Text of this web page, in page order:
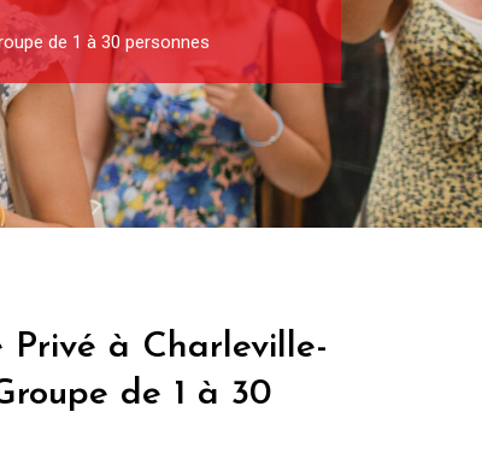
de 1 à 30 personnes
Privé à Charleville-
de 1 à 30